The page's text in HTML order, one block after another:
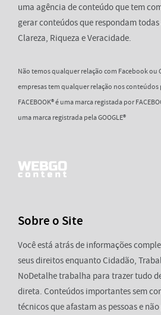
uma agência de conteúdo que tem
gerar conteúdos que respondam
Clareza, Riqueza e Veracidade.
Não temos qualquer relação com Facebook ou
empresas tem qualquer relação nos
FACEBOOK® é uma marca registada por
uma marca registrada pela GOOGLE®
Sobre o Site
Você está atrás de informações
seus direitos enquanto Cidadão,
NoDetalhe trabalha para trazer tudo
direta. Conteúdos importantes sem
técnicos que afastam as pessoas e